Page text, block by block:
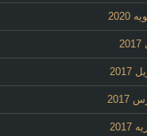
2020
2017